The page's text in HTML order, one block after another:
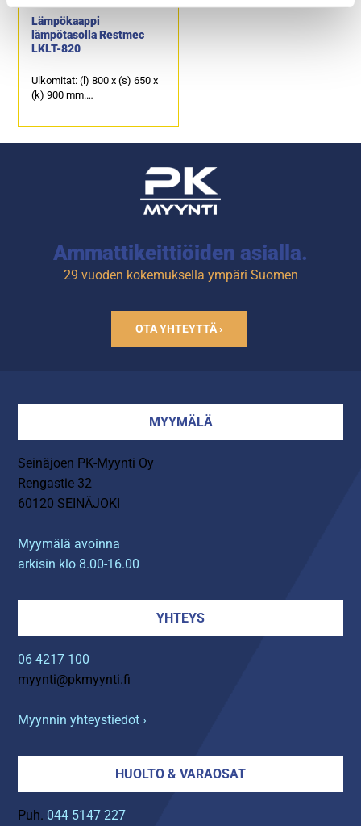
Lämpökaappi
lämpötasolla Restmec
LKLT-820
Ulkomitat: (l) 800 x (s) 650 x
(k) 900 mm.
Ammattikeittiöiden asialla.
29 vuoden kokemuksella ympäri Suomen
OTA YHTEYTTÄ ›
MYYMÄLÄ
Seinäjoen PK-Myynti Oy
Rengastie 32
60120 SEINÄJOKI
Myymälä avoinna
arkisin klo 8.00-16.00
YHTEYS
06 4217 100
myynti@pkmyynti.fi
Myynnin yhteystiedot ›
HUOLTO & VARAOSAT
Puh. 044 5147 227